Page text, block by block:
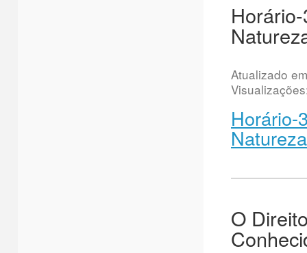
Atualizado
Horário-
Natureza
O